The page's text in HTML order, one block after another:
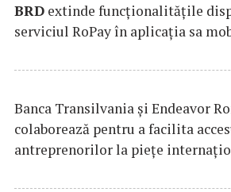
BRD extinde funcţionalităţile
serviciul RoPay în aplicaţia sa
Banca Transilvania şi Endeavor
colaborează pentru a facilita
antreprenorilor la pieţe